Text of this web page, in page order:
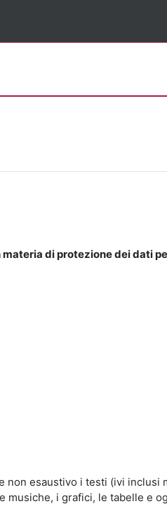
materia di protezione dei dati
non esaustivo i testi (ivi inclusi
i grafici, le tabelle e